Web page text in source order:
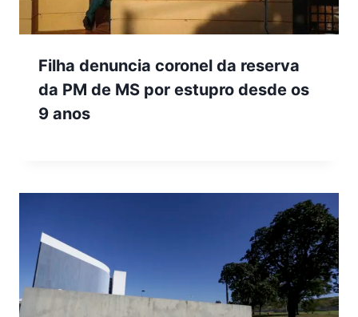
Filha denuncia coronel da reserva
da PM de MS por estupro desde os
9 anos